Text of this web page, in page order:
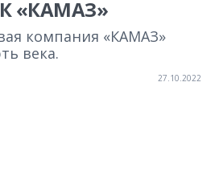
«КАМАЗ»
компания «КАМАЗ»
века.
27.10.2022